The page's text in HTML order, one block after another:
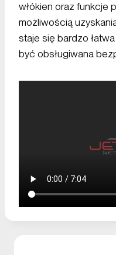
włókien oraz funkcje
możliwością
staje się bardzo
być obsługiwana